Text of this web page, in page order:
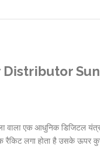
Distributor
एक आधुनिक डिजिटल
रैकिट लगा होता है उसके ऊपर